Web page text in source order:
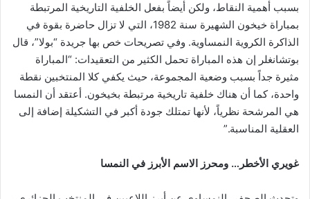
بسبب أهمية النقاط، ولكن أيضاً بفعل الخلفية التاريخية المرتبطة
بمباراة خيخون الشهيرة سنة 1982، التي لا تزال حاضرة بقوة في
الذاكرة الكروية النمساوية. وفي تصريحات خص بها جريدة “بولا”، قال
بوتشانغلر إن هذه المباراة تحمل الكثير من التعقيدات: “المباراة
مثيرة جداً بسبب وضعية المجموعة، حيث يكفي كلا المنتخبين نقطة
واحدة، كما أن هناك خلفية تاريخية مرتبطة بخيخون. أعتقد أن النمسا
هي المرشحة نظرياً، لأنها تمتلك جودة أكبر في التشكيلة إضافة إلى
العقلية المناسبة.”
غويري الأخطر… ومحرز الاسم الأبرز في النمسا